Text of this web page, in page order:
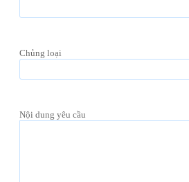
Chủng loại
Nội dung yêu cầu